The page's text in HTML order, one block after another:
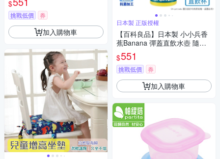
$
挑戰低價 券
加入購物車
日本製 正版授權
【百科良品】日本製 小小兵香
蕉Banana 彈蓋直飲水壺 隨身
瓶 抗菌加工 480ML(附背帶)
$551
挑戰低價 券
加入購物車